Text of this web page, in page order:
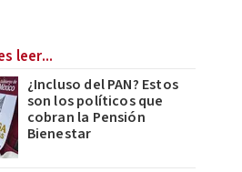
leer...
¿Incluso del PAN? Estos
son los políticos que
cobran la Pensión
Bienestar